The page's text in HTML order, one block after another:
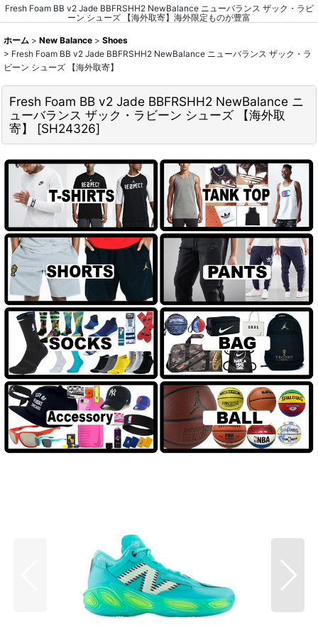
Fresh Foam BB v2 Jade BBFRSHH2 NewBalance ニューバランス ザック・ラビ
ーン シューズ 【海外取寄】海外限定ものが豊富
ホーム > New Balance > Shoes
> Fresh Foam BB v2 Jade BBFRSHH2 NewBalance ニューバランス ザック・ラ
ビーン シューズ 【海外取寄】
Fresh Foam BB v2 Jade BBFRSHH2 NewBalance ニ
ューバランス ザック・ラビーン シューズ 【海外取
寄】
[SH24326]